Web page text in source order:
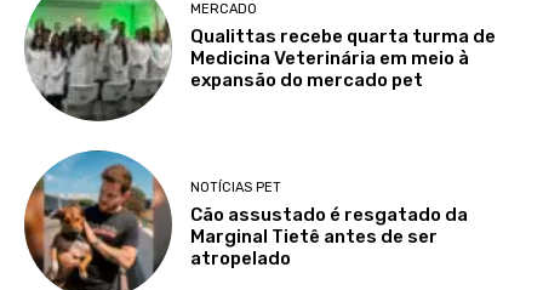
MERCADO
Qualittas recebe quarta turma de
Medicina Veterinária em meio à
expansão do mercado pet
NOTÍCIAS PET
Cão assustado é resgatado da
Marginal Tietê antes de ser
atropelado